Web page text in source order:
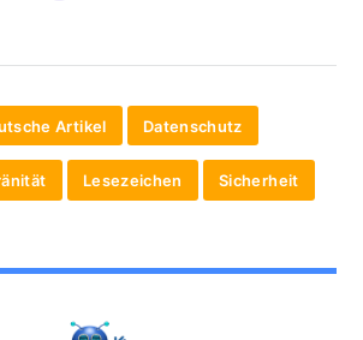
Artikel Datenschutz
Lesezeichen Sicherheit